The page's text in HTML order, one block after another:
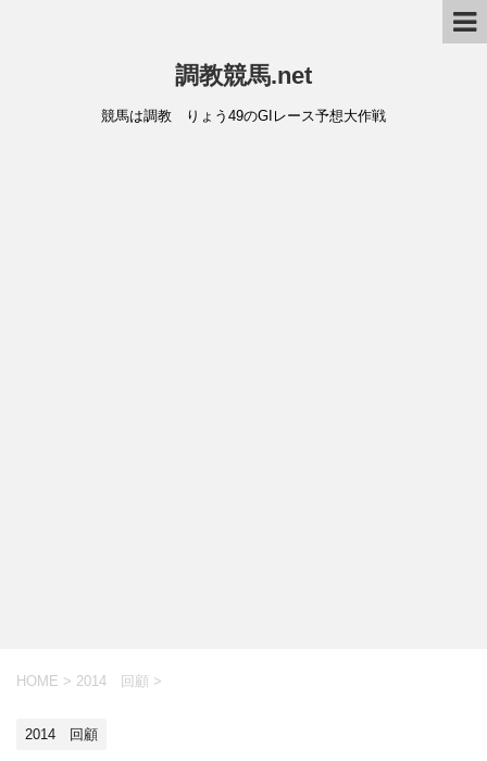
調教競馬.net
競馬は調教 りょう49のGIレース予想大作戦
HOME > 2014 回顧 >
2014 回顧